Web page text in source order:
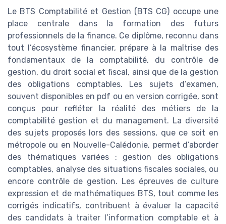
Le BTS Comptabilité et Gestion (BTS CG) occupe une
place centrale dans la formation des futurs
professionnels de la finance. Ce diplôme, reconnu dans
tout l’écosystème financier, prépare à la maîtrise des
fondamentaux de la comptabilité, du contrôle de
gestion, du droit social et fiscal, ainsi que de la gestion
des obligations comptables. Les sujets d’examen,
souvent disponibles en pdf ou en version corrigée, sont
conçus pour refléter la réalité des métiers de la
comptabilité gestion et du management. La diversité
des sujets proposés lors des sessions, que ce soit en
métropole ou en Nouvelle-Calédonie, permet d’aborder
des thématiques variées : gestion des obligations
comptables, analyse des situations fiscales sociales, ou
encore contrôle de gestion. Les épreuves de culture
expression et de mathématiques BTS, tout comme les
corrigés indicatifs, contribuent à évaluer la capacité
des candidats à traiter l’information comptable et à